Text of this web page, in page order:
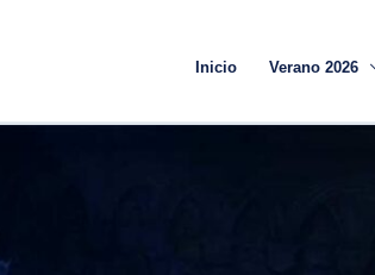
Inicio Verano 2026